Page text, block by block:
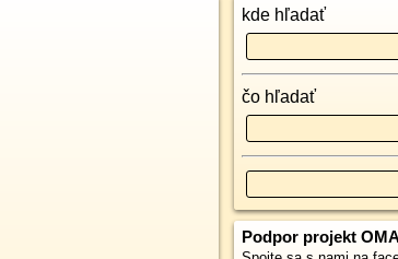
kde hľadať
čo hľadať
Podpor projekt